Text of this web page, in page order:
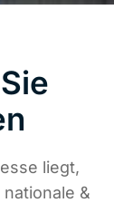
liegt,
&